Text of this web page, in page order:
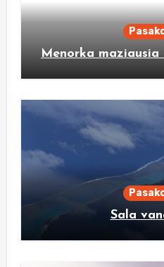
Menorka maziausia
Sala